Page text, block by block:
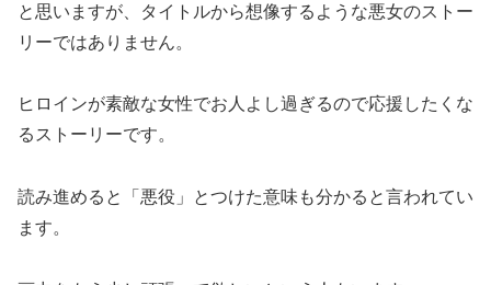
と思いますが、タイトルから想像するような悪女のストー
リーではありません。
ヒロインが素敵な女性でお人よし過ぎるので応援したくな
るストーリーです。
読み進めると「悪役」とつけた意味も分かると言われてい
ます。